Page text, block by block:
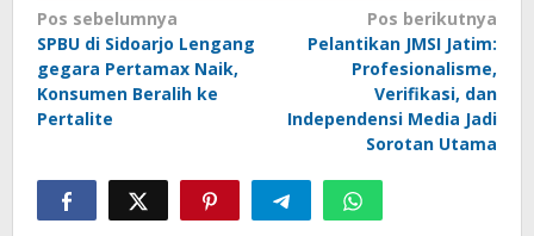
Navigasi
pos
Pos sebelumnya
SPBU di Sidoarjo Lengang
gegara Pertamax Naik,
Konsumen Beralih ke
Pertalite
Pos berikutnya
Pelantikan JMSI Jatim:
Profesionalisme,
Verifikasi, dan
Independensi Media Jadi
Sorotan Utama